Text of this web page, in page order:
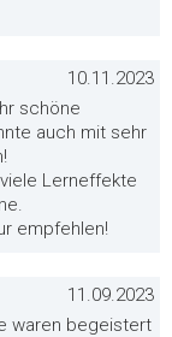
10.11.2023
schöne
auch mit sehr
Lerneffekte
empfehlen!
11.09.2023
waren begeistert